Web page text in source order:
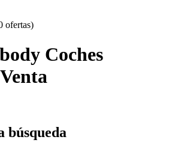
ofertas)
Coches
búsqueda